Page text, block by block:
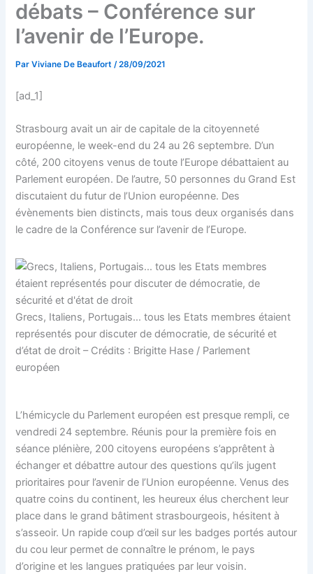
débats – Conférence sur
l’avenir de l’Europe.
ParViviane De Beaufort/28/09/2021
[ad_1]
Strasbourg avait un air de capitale de la citoyenneté
européenne, le week-end du 24 au 26 septembre. D’un
côté, 200 citoyens venus de toute l’Europe débattaient au
Parlement européen. De l’autre, 50 personnes du Grand Est
discutaient du futur de l’Union européenne. Des
évènements bien distincts, mais tous deux organisés dans
le cadre de la Conférence sur l’avenir de l’Europe.
Grecs, Italiens, Portugais… tous les Etats membres étaient
représentés pour discuter de démocratie, de sécurité et
d’état de droit – Crédits : Brigitte Hase / Parlement
européen
L’hémicycle du Parlement européen est presque rempli, ce
vendredi 24 septembre. Réunis pour la première fois en
séance plénière, 200 citoyens européens s’apprêtent à
échanger et débattre autour des questions qu’ils jugent
prioritaires pour l’avenir de l’Union européenne. Venus des
quatre coins du continent, les heureux élus cherchent leur
place dans le grand bâtiment strasbourgeois, hésitent à
s’asseoir. Un rapide coup d’œil sur les badges portés autour
du cou leur permet de connaître le prénom, le pays
d’origine et les langues pratiquées par leur voisin.